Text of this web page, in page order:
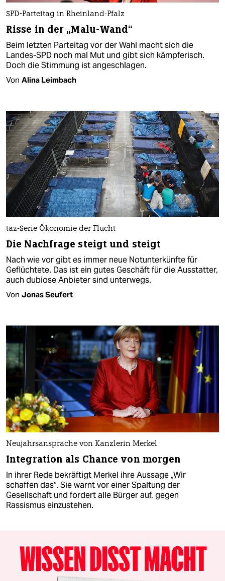
SPD-Parteitag in Rheinland-Pfalz
Risse in der „Malu-Wand“
Beim letzten Parteitag vor der Wahl macht sich die
Landes-SPD noch mal Mut und gibt sich kämpferisch.
Doch die Stimmung ist angeschlagen.
Von Alina Leimbach
taz-Serie Ökonomie der Flucht
Die Nachfrage steigt und steigt
Nach wie vor gibt es immer neue Notunterkünfte für
Geflüchtete. Das ist ein gutes Geschäft für die Ausstatter,
auch dubiose Anbieter sind unterwegs.
Von Jonas Seufert
Neujahrsansprache von Kanzlerin Merkel
Integration als Chance von morgen
In ihrer Rede bekräftigt Merkel ihre Aussage „Wir
schaffen das“. Sie warnt vor einer Spaltung der
Gesellschaft und fordert alle Bürger auf, gegen
Rassismus einzustehen.